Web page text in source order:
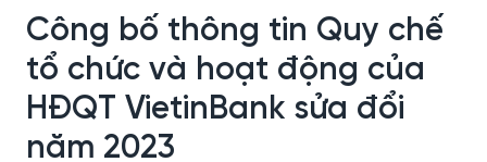
Công bố thông tin Quy chế
tổ chức và hoạt động của
HĐQT VietinBank sửa đổi
năm 2023